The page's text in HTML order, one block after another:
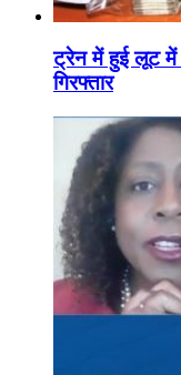
ट्रेन में हुई लूट
गिरफ्तार